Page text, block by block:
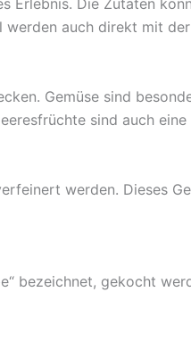
Erlebnis. Die Zutaten
auch direkt mit
Gemüse sind
sind auch
werden. Dieses
bezeichnet, gekocht